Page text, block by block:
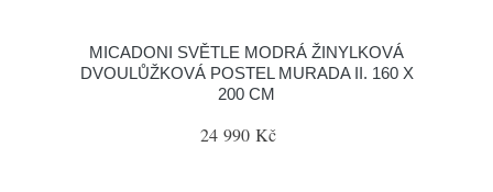
MICADONI SVĚTLE MODRÁ ŽINYLKOVÁ
DVOULŮŽKOVÁ POSTEL MURADA II. 160 X
200 CM
24 990 Kč